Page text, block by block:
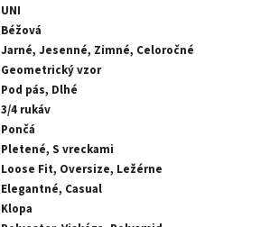
UNI
Béžová
Jarné, Jesenné, Zimné, Celoročné
Geometrický vzor
Pod pás, Dlhé
3/4 rukáv
Pončá
Pletené, S vreckami
Loose Fit, Oversize, Ležérne
Elegantné, Casual
Klopa